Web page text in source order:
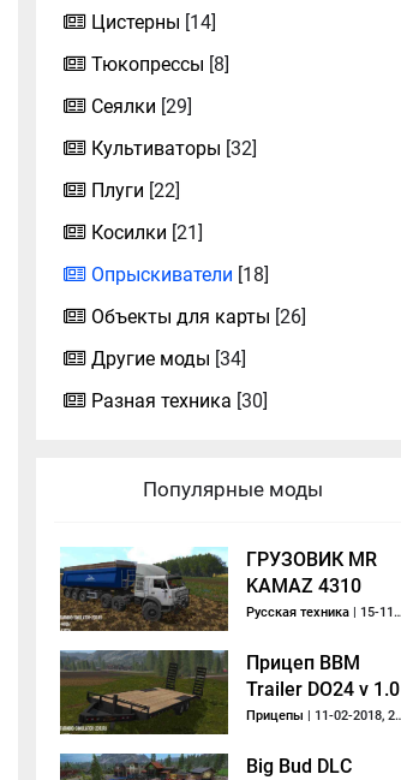
Цистерны [14]
Тюкопрессы [8]
Сеялки [29]
Культиваторы [32]
Плуги [22]
Косилки [21]
Опрыскиватели [18]
Объекты для карты [26]
Другие моды [34]
Разная техника [30]
Популярные моды
ГРУЗОВИК MR
KAMAZ 4310
TURBO
Русская техника | 15-11-2018, 10:41
Прицеп BBM
Trailer DO24 v 1.0
Прицепы | 11-02-2018, 22:04
Big Bud DLC